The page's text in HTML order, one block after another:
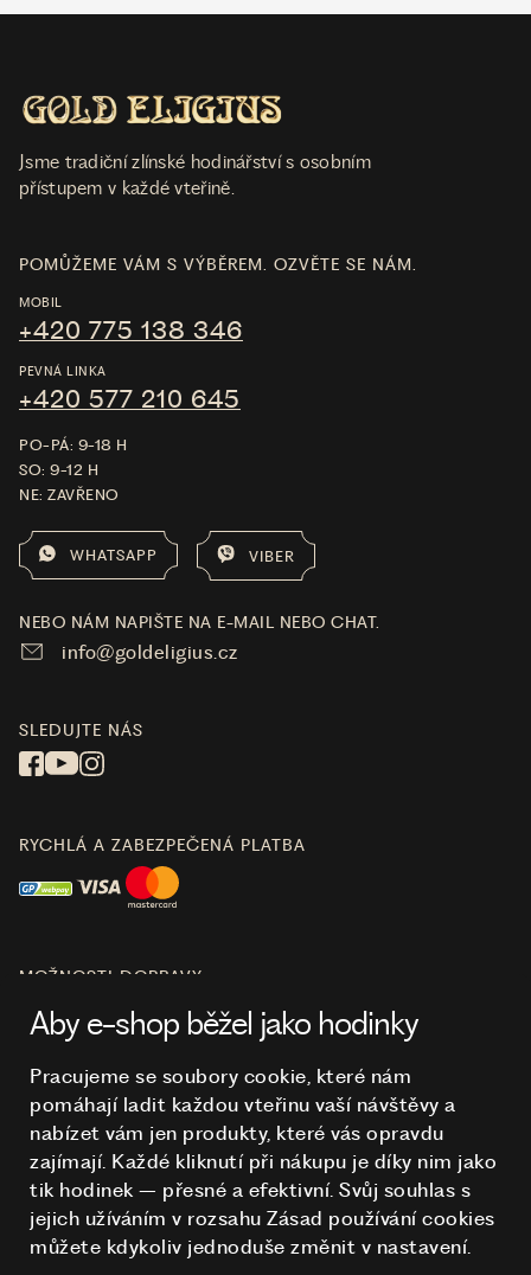
Jsme tradiční zlínské hodinářství s osobním
přístupem v každé vteřině.
O NÁKUPU
HODINKY
POMŮŽEME VÁM S VÝBĚREM. OZVĚTE SE NÁM.
MOBIL
+420 775 138 346
PEVNÁ LINKA
+420 577 210 645
PO-PÁ: 9-18 H
SO: 9-12 H
NE: ZAVŘENO
WHATSAPP VIBER
NEBO NÁM NAPIŠTE NA E-MAIL NEBO CHAT.
info@goldeligius.cz
SLEDUJTE NÁS
RYCHLÁ A ZABEZPEČENÁ PLATBA
MOŽNOSTI DOPRAVY
Aby e-shop běžel jako hodinky
Pracujeme se soubory cookie, které nám
pomáhají ladit každou vteřinu vaší návštěvy a
nabízet vám jen produkty, které vás opravdu
zajímají. Každé kliknutí při nákupu je díky nim jako
tik hodinek – přesné a efektivní. Svůj souhlas s
jejich užíváním v rozsahu Zásad používání cookies
můžete kdykoliv jednoduše změnit v nastavení.